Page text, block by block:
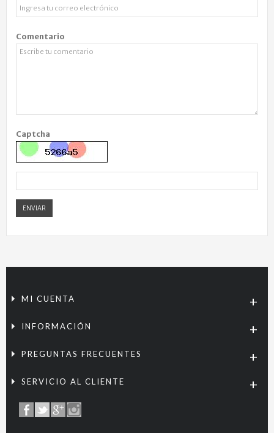
Comentario
Captcha
ENVIAR
MI CUENTA
INFORMACIÓN
PREGUNTAS FRECUENTES
SERVICIO AL CLIENTE